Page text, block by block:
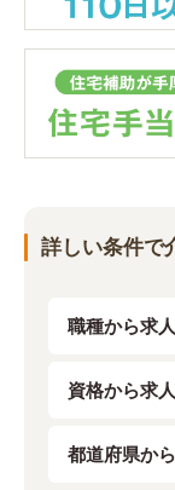
詳しい条件で
職種から求
資格から求
都道府県か